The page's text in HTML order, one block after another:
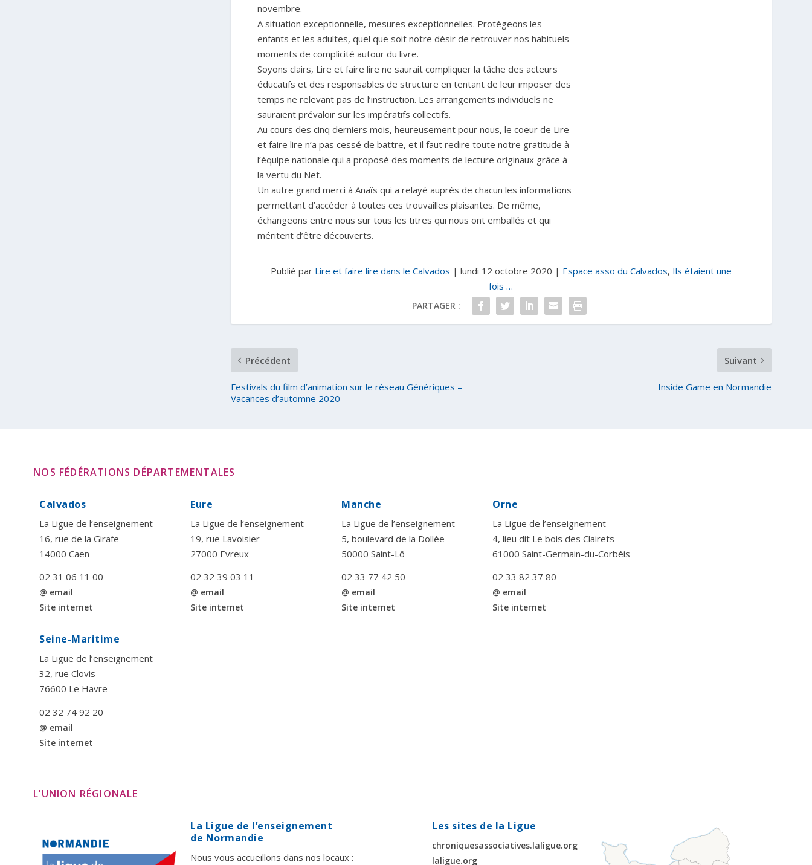
novembre.
A situation exceptionnelle, mesures exceptionnelles. Protégeons les
enfants et les adultes, quel que soit notre désir de retrouver nos habituels
moments de complicité autour du livre.
Soyons clairs, Lire et faire lire ne saurait compliquer la tâche des acteurs
éducatifs et des responsables de structure en tentant de leur imposer des
temps ne relevant pas de l’instruction. Les arrangements individuels ne
sauraient prévaloir sur les impératifs collectifs.
Au cours des cinq derniers mois, heureusement pour nous, le coeur de Lire
et faire lire n’a pas cessé de battre, et il faut redire toute notre gratitude à
l’équipe nationale qui a proposé des moments de lecture originaux grâce à
la vertu du Net.
Un autre grand merci à Anaïs qui a relayé auprès de chacun les informations
permettant d’accéder à toutes ces trouvailles plaisantes. De même,
échangeons entre nous sur tous les titres qui nous ont emballés et qui
méritent d’être découverts.
Publié par Lire et faire lire dans le Calvados | lundi 12 octobre 2020 | Espace asso du Calvados, Ils étaient une
fois …
PARTAGER :
Précédent
Festivals du film d’animation sur le réseau Génériques –
Vacances d’automne 2020
Suivant
Inside Game en Normandie
NOS FÉDÉRATIONS DÉPARTEMENTALES
Calvados
La Ligue de l’enseignement
16, rue de la Girafe
14000 Caen
02 31 06 11 00
@ email
Site internet
Eure
La Ligue de l’enseignement
19, rue Lavoisier
27000 Evreux
02 32 39 03 11
@ email
Site internet
Manche
La Ligue de l’enseignement
5, boulevard de la Dollée
50000 Saint-Lô
02 33 77 42 50
@ email
Site internet
Orne
La Ligue de l’enseignement
4, lieu dit Le bois des Clairets
61000 Saint-Germain-du-Corbéis
02 33 82 37 80
@ email
Site internet
Seine-Maritime
La Ligue de l’enseignement
32, rue Clovis
76600 Le Havre
02 32 74 92 20
@ email
Site internet
L’UNION RÉGIONALE
La Ligue de l’enseignement
de Normandie
Nous vous accueillons dans nos locaux :
Les sites de la Ligue
chroniquesassociatives.laligue.org
laligue.org